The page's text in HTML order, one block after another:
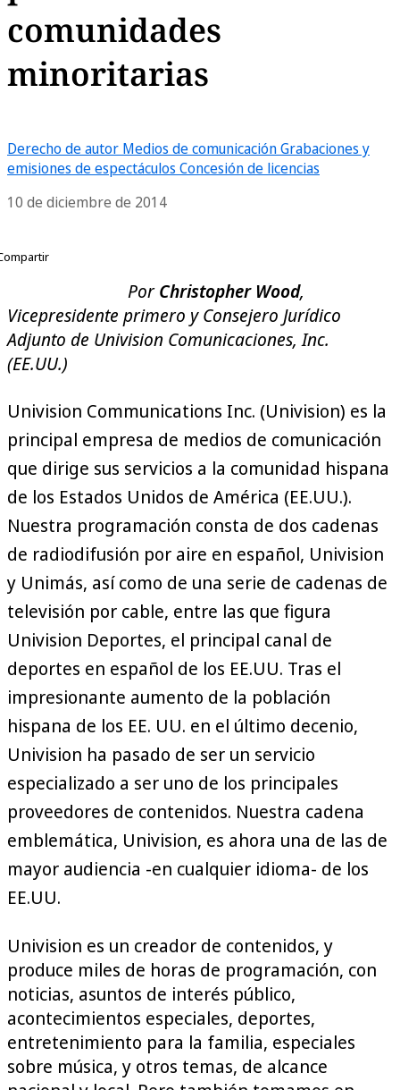
comunidades
minoritarias
Derecho de autor Medios de comunicaciónGrabaciones y
emisiones de espectáculos Concesión de licencias
10 de diciembre de 2014
PorChristopher Wood,
Vicepresidente primero y Consejero Jurídico
Adjunto de Univision Comunicaciones, Inc.
(EE.UU.)
Univision Communications Inc. (Univision) es la
principal empresa de medios de comunicación
que dirige sus servicios a la comunidad hispana
de los Estados Unidos de América (EE.UU.).
Nuestra programación consta de dos cadenas
de radiodifusión por aire en español, Univision
y Unimás, así como de una serie de cadenas de
televisión por cable, entre las que figura
Univision Deportes, el principal canal de
deportes en español de los EE.UU. Tras el
impresionante aumento de la población
hispana de los EE. UU. en el último decenio,
Univision ha pasado de ser un servicio
especializado a ser uno de los principales
proveedores de contenidos. Nuestra cadena
emblemática, Univision, es ahora una de las de
mayor audiencia -en cualquier idioma- de los
EE.UU.
Univision es un creador de contenidos, y
produce miles de horas de programación, con
noticias, asuntos de interés público,
acontecimientos especiales, deportes,
entretenimiento para la familia, especiales
sobre música, y otros temas, de alcance